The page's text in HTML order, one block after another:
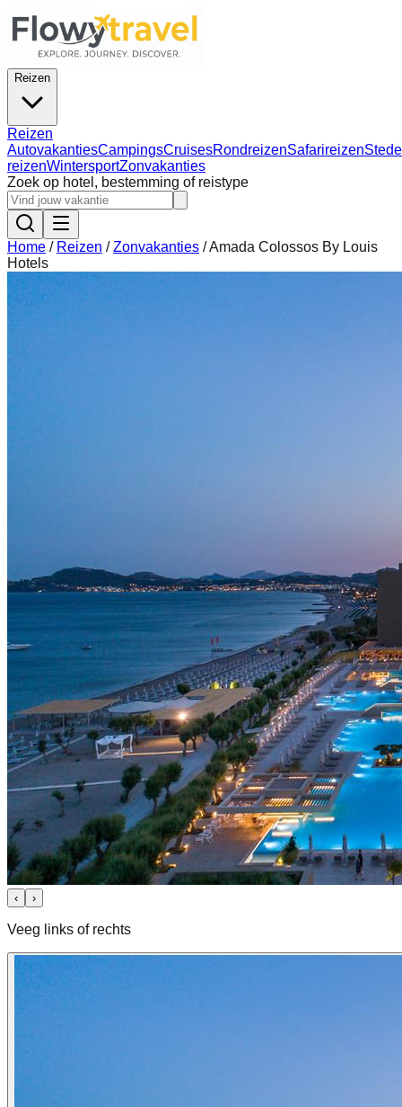
Reizen
Reizen
AutovakantiesCampingsCruisesRondreizenSafarireizen
reizenWintersportZonvakanties
Zoek op hotel, bestemming of reistype
Home / Reizen /Zonvakanties /Amada Colossos By Louis
Hotels
‹ ›
Veeg links of rechts